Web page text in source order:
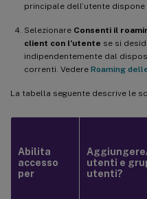
principale dell’utente
Selezionare Consenti il
client con l’utente se si
indipendentemente dal
correnti. Vedere Roaming
La tabella seguente descrive le
Abilita
accesso
per
utenti e
utenti?